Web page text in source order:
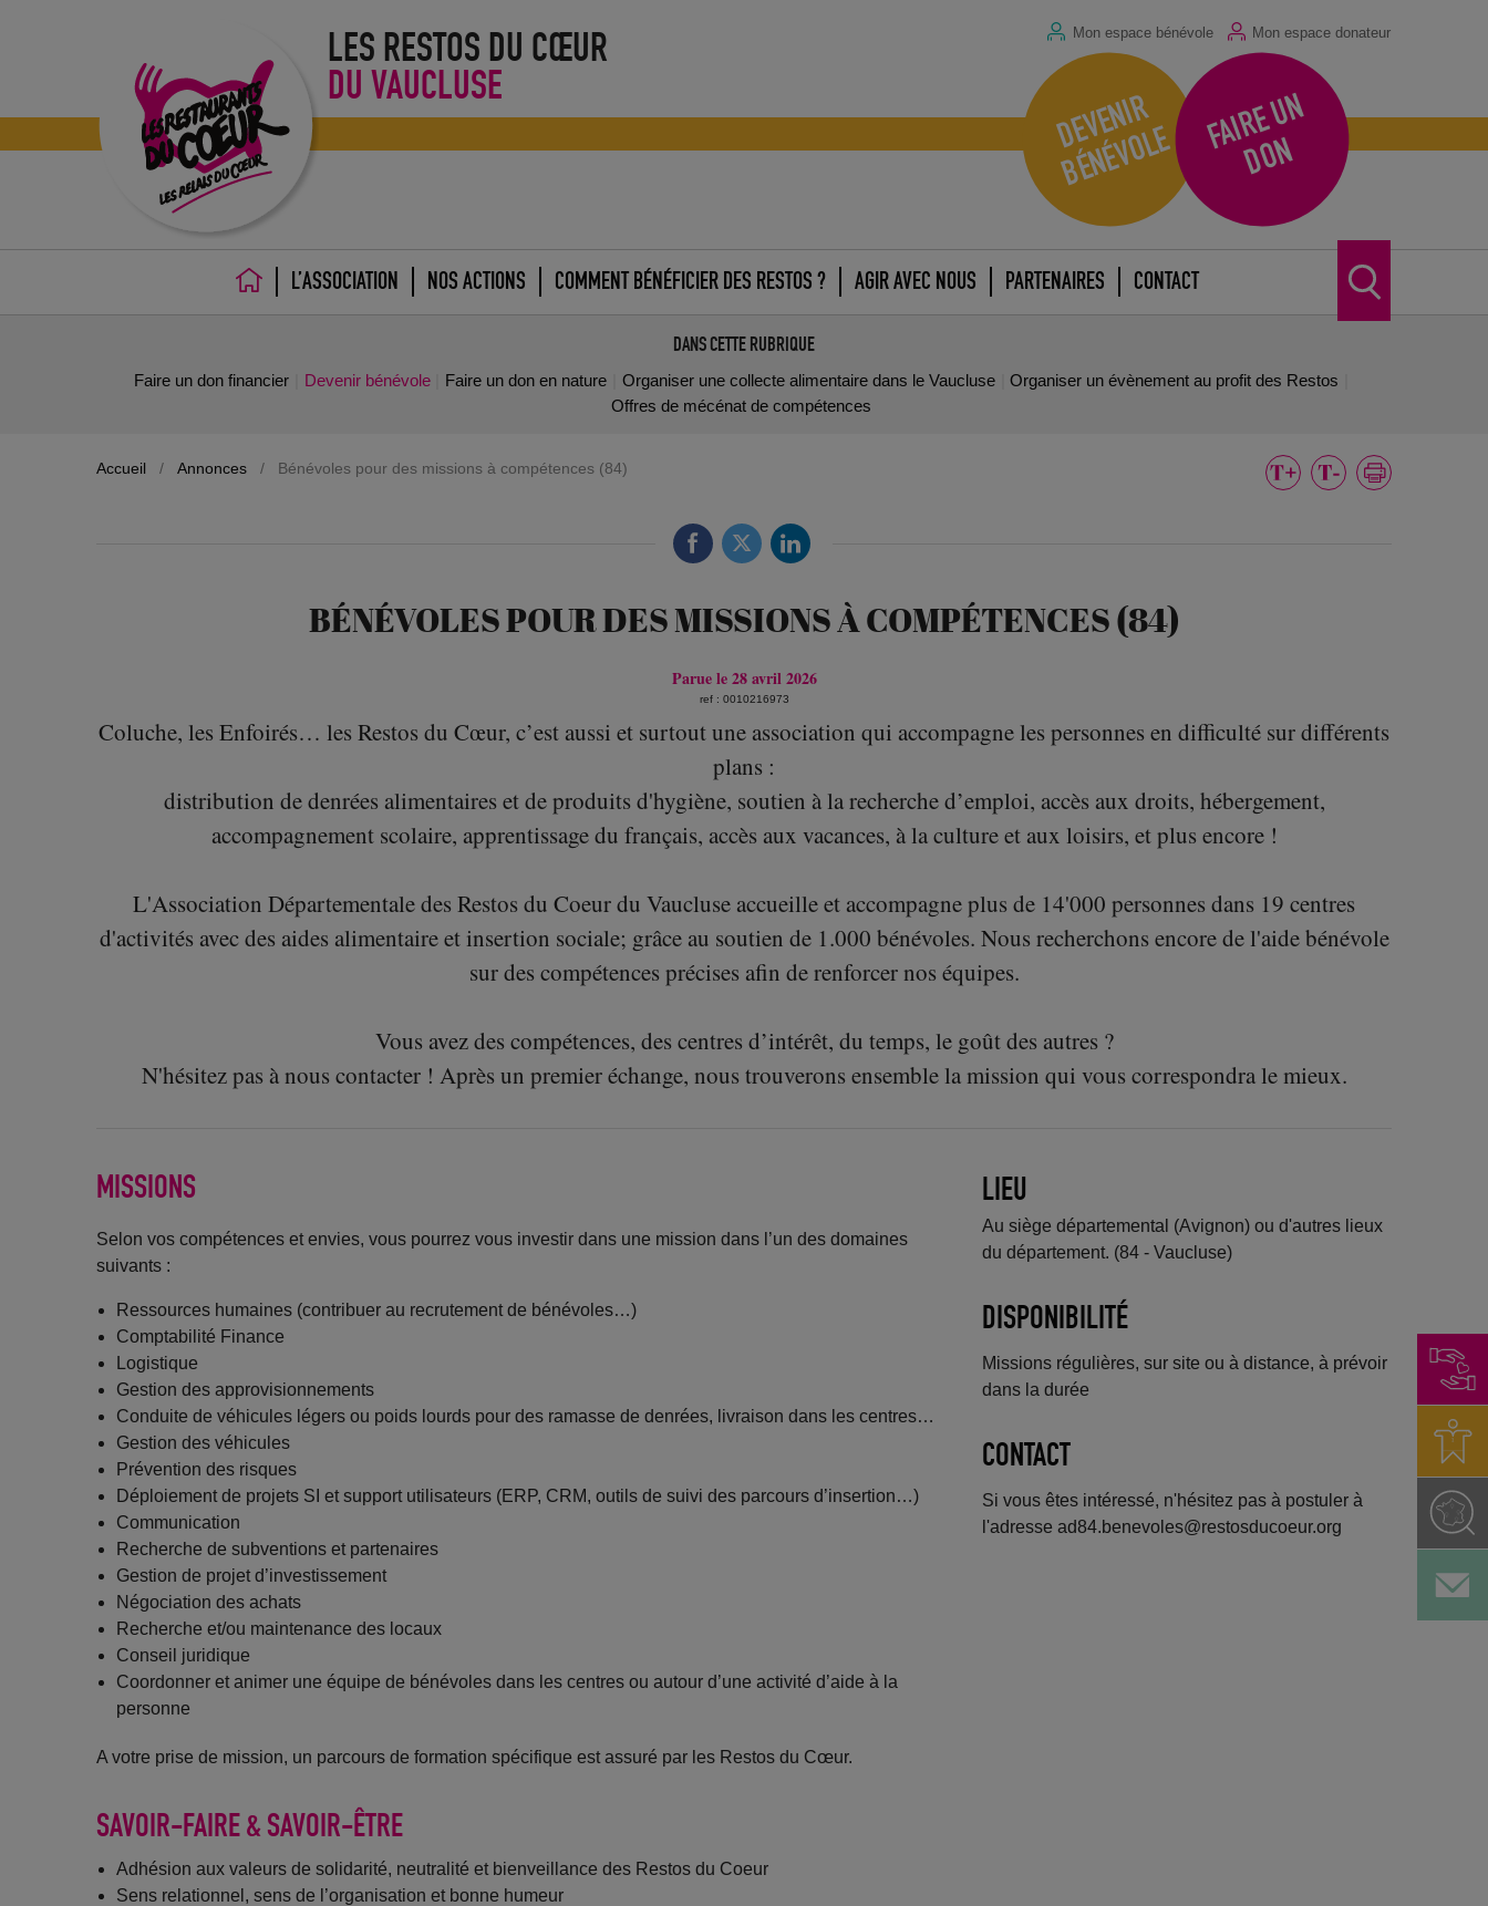
LES RESTOS DU CŒUR
DU VAUCLUSE
Mon espace bénévole Mon espace donateur
D
E
V
E
N
I
R
B
É
N
É
V
O
L
E F
A
I
R
E
U
N
D
O
N
ACCUEILL’ASSOCIATION NOS ACTIONS COMMENT BÉNÉFICIER DES RESTOS ? AGIR AVEC NOUS PARTENAIRES CONTACT
DANS CETTE RUBRIQUE
Faire un don financier Devenir bénévole Faire un don en nature Organiser une collecte alimentaire dans le Vaucluse
Organiser un évènement au profit des Restos
Offres de mécénat de compétences
Accueil / Annonces / Bénévoles pour des missions à compétences (84)
BÉNÉVOLES POUR DES MISSIONS À COMPÉTENCES (84)
Parue le 28 avril 2026
ref : 0010216973
Coluche, les Enfoirés… les Restos du Cœur, c’est aussi et surtout une association qui accompagne les personnes en difficulté sur différents
plans :
distribution de denrées alimentaires et de produits d'hygiène, soutien à la recherche d’emploi, accès aux droits, hébergement,
accompagnement scolaire, apprentissage du français, accès aux vacances, à la culture et aux loisirs, et plus encore !
L'Association Départementale des Restos du Coeur du Vaucluse accueille et accompagne plus de 14'000 personnes dans 19 centres
d'activités avec des aides alimentaire et insertion sociale; grâce au soutien de 1.000 bénévoles. Nous recherchons encore de l'aide bénévole
sur des compétences précises afin de renforcer nos équipes.
Vous avez des compétences, des centres d’intérêt, du temps, le goût des autres ?
N'hésitez pas à nous contacter ! Après un premier échange, nous trouverons ensemble la mission qui vous correspondra le mieux.
MISSIONS
Selon vos compétences et envies, vous pourrez vous investir dans une mission dans l’un des domaines
suivants :
Ressources humaines (contribuer au recrutement de bénévoles…)
Comptabilité Finance
Logistique
Gestion des approvisionnements
Conduite de véhicules légers ou poids lourds pour des ramasse de denrées, livraison dans les centres…
Gestion des véhicules
Prévention des risques
Déploiement de projets SI et support utilisateurs (ERP, CRM, outils de suivi des parcours d’insertion…)
Communication
Recherche de subventions et partenaires
Gestion de projet d’investissement
Négociation des achats
Recherche et/ou maintenance des locaux
Conseil juridique
Coordonner et animer une équipe de bénévoles dans les centres ou autour d’une activité d’aide à la
personne
A votre prise de mission, un parcours de formation spécifique est assuré par les Restos du Cœur.
SAVOIR-FAIRE & SAVOIR-ÊTRE
Adhésion aux valeurs de solidarité, neutralité et bienveillance des Restos du Coeur
Sens relationnel, sens de l’organisation et bonne humeur
LIEU
Au siège départemental (Avignon) ou d'autres lieux
du département. (84 - Vaucluse)
DISPONIBILITÉ
Missions régulières, sur site ou à distance, à prévoir
dans la durée
CONTACT
Si vous êtes intéressé, n'hésitez pas à postuler à
l'adresse ad84.benevoles@restosducoeur.org